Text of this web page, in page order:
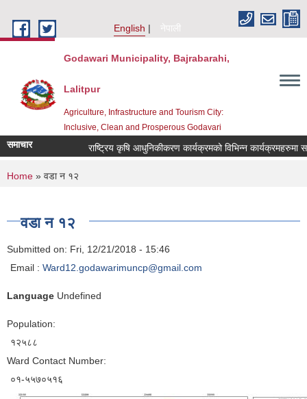
English
नेपाली
Godawari Municipality, Bajrabarahi,
Lalitpur
Agriculture, Infrastructure and Tourism City:
Inclusive, Clean and Prosperous Godavari
समाचार
You are here
Home » वडा न १२
वडा न १२
Submitted on: Fri, 12/21/2018 - 15:46
Email : Ward12.godawarimuncp@gmail.com
Language Undefined
Population:
१२५८८
Ward Contact Number:
०१-५५७०५१६